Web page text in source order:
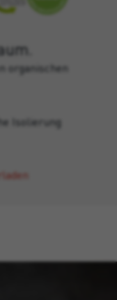
organischen
Isolierung